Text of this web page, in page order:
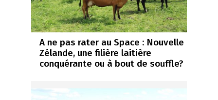
A ne pas rater au Space : Nouvelle
Zélande, une filière laitière
conquérante ou à bout de souffle?